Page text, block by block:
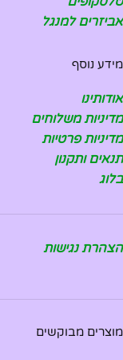
אביזרים למנגל
מידע נוסף
אודותינו
מדיניות משלוחים
מדיניות פרטיות
תנאים ותקנון
בלוג
הצהרת נגישות
מוצרים מבוקשים